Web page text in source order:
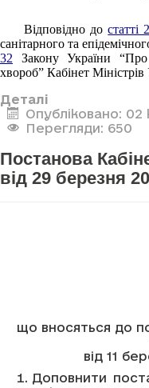
Відповідно достатті
санітарного та
32 Закону України “Про
хвороб” Кабінет Міністрів
Деталі
Опубліковано: 02
Перегляди: 650
Постанова
від 29 березня
що вносяться до
від 11
Доповнити